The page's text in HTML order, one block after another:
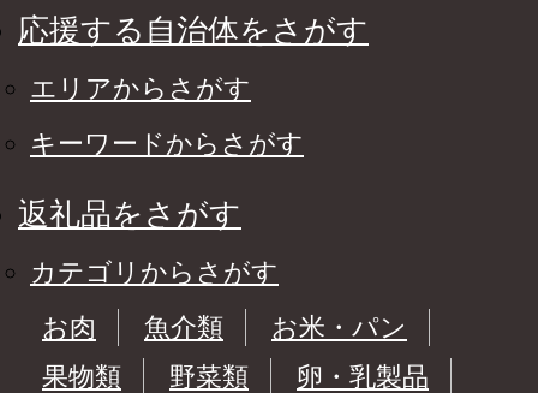
応援する自治体をさがす
エリアからさがす
キーワードからさがす
返礼品をさがす
カテゴリからさがす
お肉
魚介類
お米・パン
果物類
野菜類
卵・乳製品